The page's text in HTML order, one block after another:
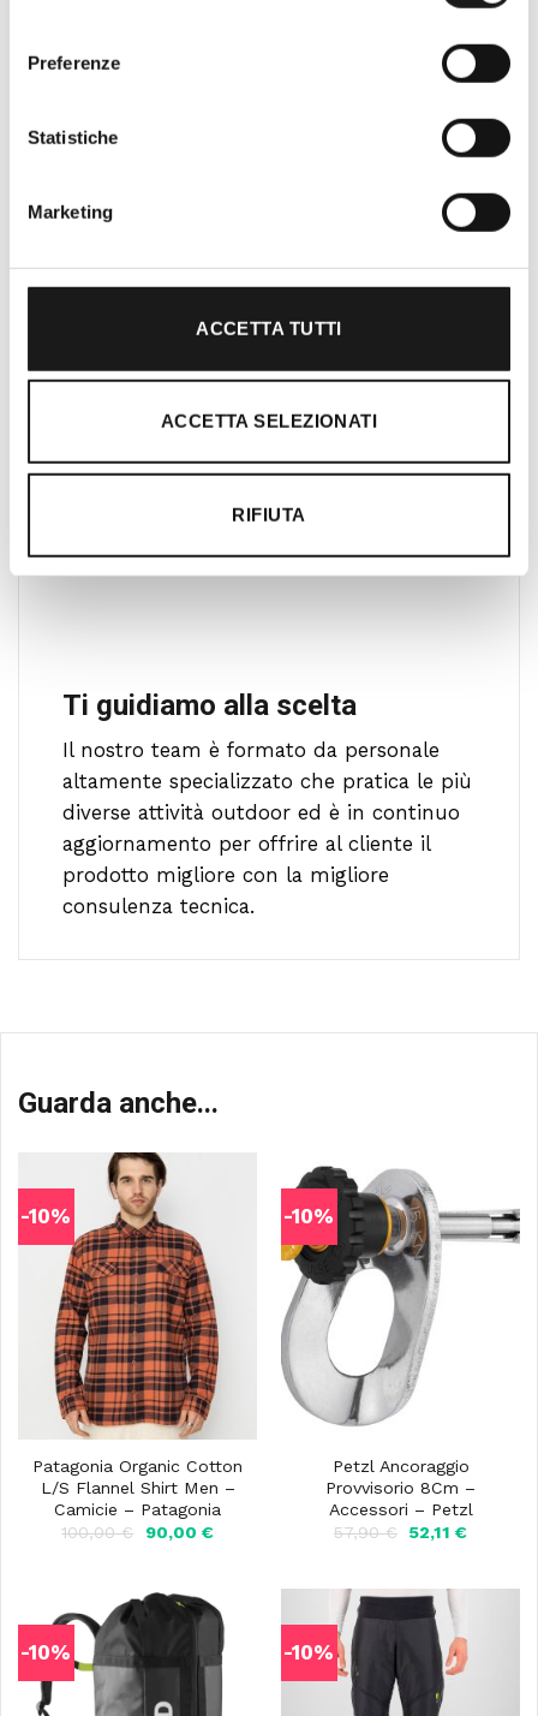
Preferenze
Statistiche
Marketing
ACCETTA TUTTI
ACCETTA SELEZIONATI
RIFIUTA
Nato nel 1990 con il nome di Rifugio
Lazio. Da sempre soddisfiamo i nostri
l’acquisto un’esperienza formativa e
Ti guidiamo alla scelta
Il nostro team è formato da personale
altamente specializzato che pratica le più
diverse attività outdoor ed è in continuo
aggiornamento per offrire al cliente il
prodotto migliore con la migliore
consulenza tecnica.
Guarda anche...
-10%
Patagonia Organic Cotton
L/S Flannel Shirt Men –
Camicie – Patagonia
100,00€
Il
100,00 €.
90,00 €Il
-10%
Petzl Ancoraggio
Provvisorio 8Cm –
Accessori – Petzl
57,90€
Il
57,90 €.
52,11€Il
-10% -10%